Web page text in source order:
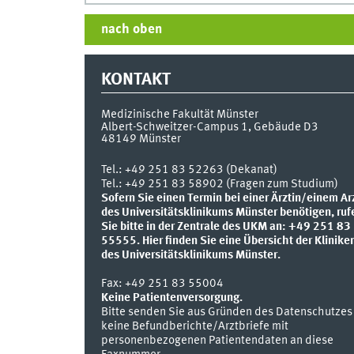
nach oben
KONTAKT
Medizinische Fakultät Münster
Albert-Schweitzer-Campus 1, Gebäude D3
48149 Münster
Tel.: +49 251 83 52263 (Dekanat)
Tel.: +49 251 83 58902 (Fragen zum Studium)
Sofern Sie einen Termin bei einer Ärztin/einem
des Universitätsklinikums Münster benötigen,
Sie bitte in der Zentrale des UKM an: +49 251 83
55555. Hier finden Sie eine Übersicht der
des Universitätsklinikums Münster.
Fax: +49 251 83 55004
Keine Patientenversorgung.
Bitte senden Sie aus Gründen des Datenschutzes
keine Befundberichte/Arztbriefe mit
personenbezogenen Patientendaten an diese